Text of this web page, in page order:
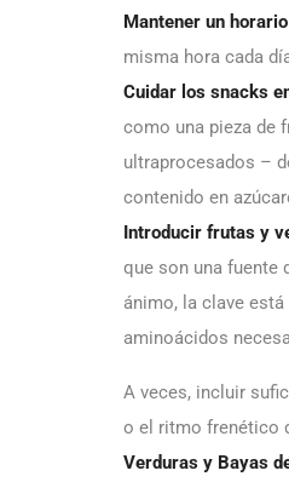
Mantener un
misma hora cada
Cuidar los snacks
como una pieza de
ultraprocesados –
contenido en
Introducir frutas y
que son una fuente
ánimo, la clave
aminoácidos
A veces, incluir
o el ritmo frenético
Verduras y Bayas